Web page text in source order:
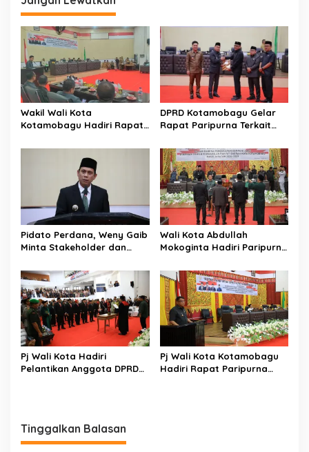
Wakil Wali Kota
Kotamobagu Hadiri Rapat
Pembicaraan Tingkat II
DPRD Kotamobagu Gelar
Rapat Paripurna Terkait
2029
Pidato Perdana, Weny Gaib
Minta Stakeholder dan
Misi Wali Kota
Wali Kota Abdullah
Mokoginta Hadiri Paripurna
Pimpinan DPRD
Kotamobagu
Pj Wali Kota Hadiri
Pelantikan Anggota DPRD
Pj Wali Kota Kotamobagu
Hadiri Rapat Paripurna
Tinggalkan Balasan